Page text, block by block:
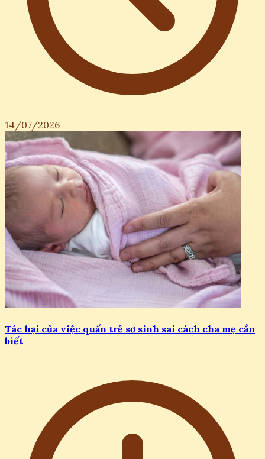
14/07/2026
Tác hại của việc quấn trẻ sơ sinh sai cách cha mẹ cần
biết